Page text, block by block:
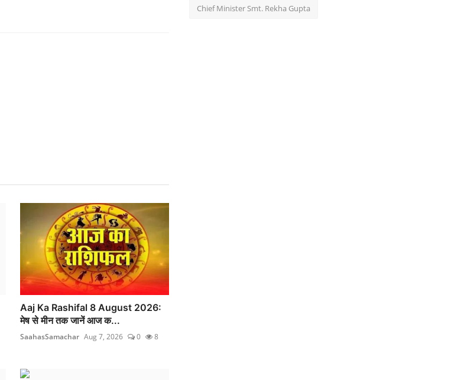
Aaj Ka Rashifal 8 August 2026:
मेष से मीन तक जानें आज क...
SaahasSamachar Aug 7, 2026 0 8
Chief Minister Smt. Rekha Gupta